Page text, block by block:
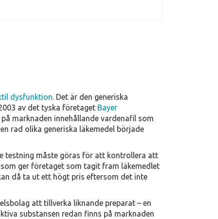
dysfunktion. Det är den generiska
av det tyska företaget Bayer
marknaden innehållande vardenafil som
rad olika generiska läkemedel började
testning måste göras för att kontrollera att
ger företaget som tagit fram läkemedlet
då ta ut ett högt pris eftersom det inte
att tillverka liknande preparat – en
substansen redan finns på marknaden